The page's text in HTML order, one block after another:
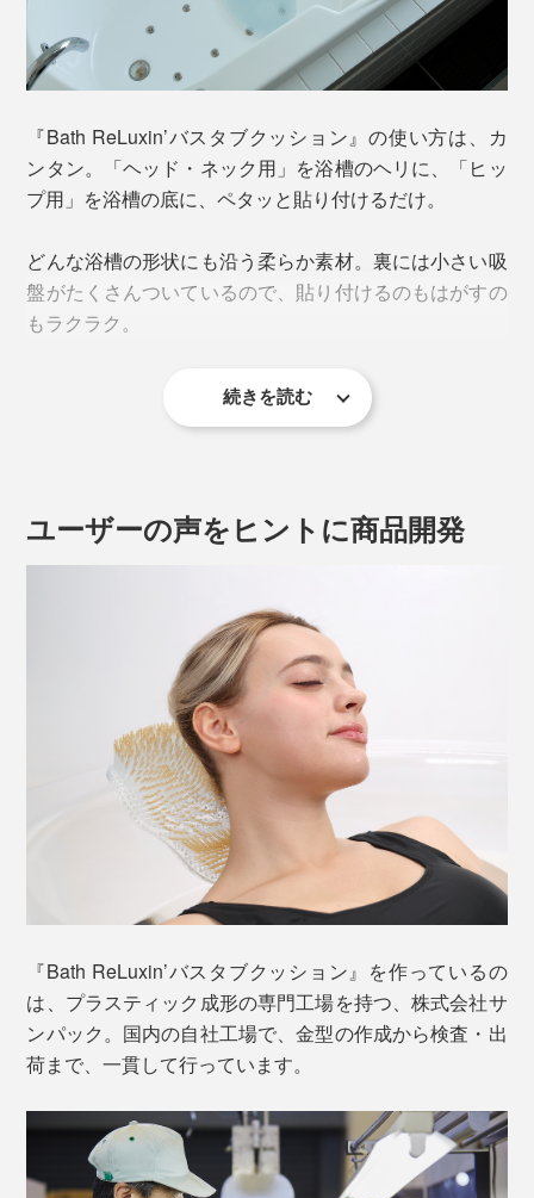
バスタブクッションに体重を預けてみると、無数のピン
当たっていた浴槽のゴツゴツ感がなくなり、首筋のツボ
を優しく押されて、なんとも言えない気持ちよさ。
体圧分散の検証実験では、「ヘッド・ネック用」を後頭
部に敷いた場合で、最大圧力は78％減少。「ヒップ用」
を敷いた場合、53％減少するという結果が！
＜ヘッド・ネック用＞
『Bath ReLuxin’バスタブクッション』の使い方は、カ
ンタン。「ヘッド・ネック用」を浴槽のヘリに、「ヒッ
プ用」を浴槽の底に、ペタッと貼り付けるだけ。
どんな浴槽の形状にも沿う柔らか素材。裏には小さい吸
盤がたくさんついているので、貼り付けるのもはがすの
もラクラク。
「ヘッド・ネック用」は、ピンの先端にすべすべのコー
ティング加工。肌触りが良く、髪の毛が絡みにくくなっ
ています。コーティング部分の色は、ゴールド・シルバ
ーの2色展開。どちらの色も効果は同じです。
続きを読む
ユーザーの声をヒントに商品開発
『Bath ReLuxin’バスタブクッション』を作っているの
は、プラスティック成形の専門工場を持つ、株式会社サ
ンパック。国内の自社工場で、金型の作成から検査・出
荷まで、一貫して行っています。